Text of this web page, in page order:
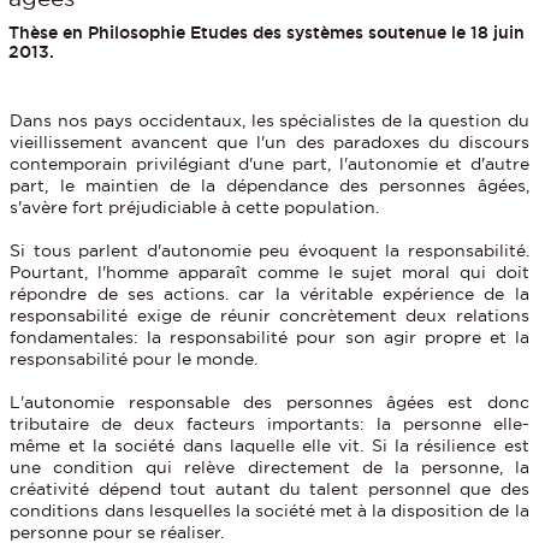
Thèse en Philosophie Etudes des systèmes soutenue le 18 juin
2013.
Dans nos pays occidentaux, les spécialistes de la question du
vieillissement avancent que l'un des paradoxes du discours
contemporain privilégiant d'une part, l'autonomie et d'autre
part, le maintien de la dépendance des personnes âgées,
s'avère fort préjudiciable à cette population.
Si tous parlent d'autonomie peu évoquent la responsabilité.
Pourtant, l'homme apparaît comme le sujet moral qui doit
répondre de ses actions. car la véritable expérience de la
responsabilité exige de réunir concrètement deux relations
fondamentales: la responsabilité pour son agir propre et la
responsabilité pour le monde.
L'autonomie responsable des personnes âgées est donc
tributaire de deux facteurs importants: la personne elle-
même et la société dans laquelle elle vit. Si la résilience est
une condition qui relève directement de la personne, la
créativité dépend tout autant du talent personnel que des
conditions dans lesquelles la société met à la disposition de la
personne pour se réaliser.